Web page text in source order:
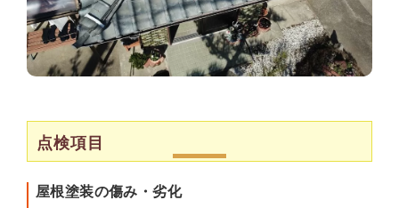
点検項目
屋根塗装の傷み・劣化